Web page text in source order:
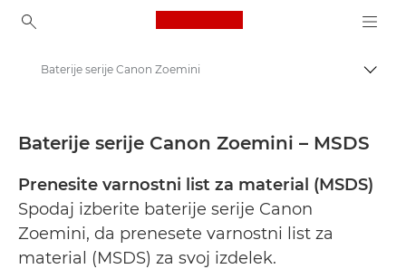
Canon Logo, back to
Varnostni listi
Baterije serije Canon Zoemini
Baterije serije Canon Zoemini – MSDS
Prenesite varnostni list za material (MSDS)
Spodaj izberite baterije serije Canon
Zoemini, da prenesete varnostni list za
material (MSDS) za svoj izdelek.